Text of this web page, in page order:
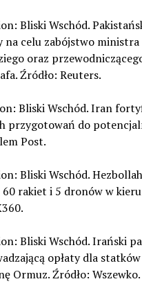
Bliski Wschód.
na celu zabójstwo
oraz
Źródło: Reuters.
Bliski Wschód. Iran
przygotowań do
Post.
Bliski Wschód.
60 rakiet i 5 dronów w
Bliski Wschód. Irański
opłaty dla
Ormuz. Źródło: Wszewko.